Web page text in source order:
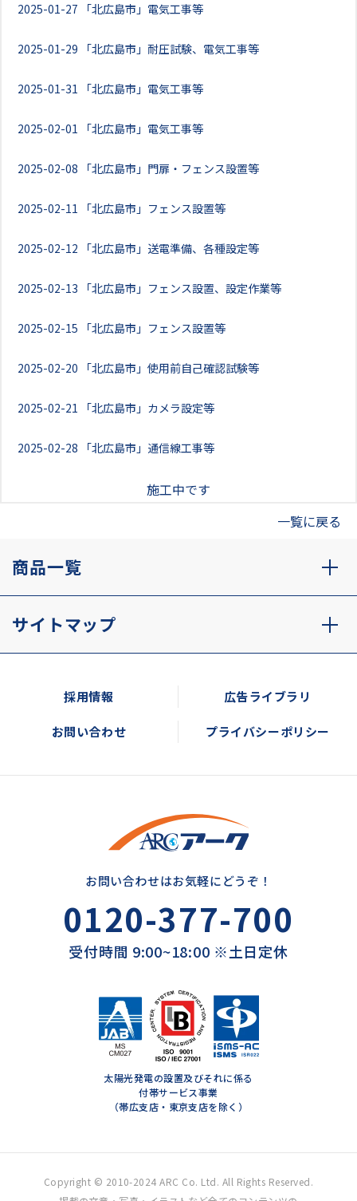
2025-01-27 「北広島市」電気工事等
2025-01-29 「北広島市」耐圧試験、電気工事等
2025-01-31 「北広島市」電気工事等
2025-02-01 「北広島市」電気工事等
2025-02-08 「北広島市」門扉・フェンス設置等
2025-02-11 「北広島市」フェンス設置等
2025-02-12 「北広島市」送電準備、各種設定等
2025-02-13 「北広島市」フェンス設置、設定作業等
2025-02-15 「北広島市」フェンス設置等
2025-02-20 「北広島市」使用前自己確認試験等
2025-02-21 「北広島市」カメラ設定等
2025-02-28 「北広島市」通信線工事等
施工中です
一覧に戻る
商品一覧
サイトマップ
採用情報 広告ライブラリ
お問い合わせ プライバシーポリシー
お問い合わせはお気軽にどうぞ！
0120-377-700
受付時間 9:00~18:00 ※土日定休
太陽光発電の設置及びそれに係る
付帯サービス事業
（帯広支店・東京支店を除く）
Copyright © 2010-2024 ARC Co. Ltd. All Rights Reserved.